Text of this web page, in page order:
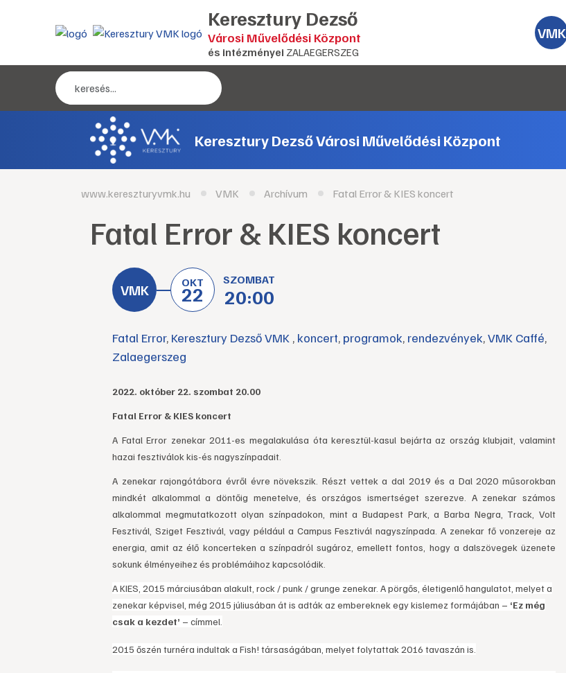
Keresztury Dezső
Városi Művelődési Központ
és intézményei ZALAEGERSZEG
VMK
Keresztury Dezső Városi Művelődési Központ
www.kereszturyvmk.hu VMK Archívum Fatal Error & KIES koncert
Fatal Error & KIES koncert
OKT
22
SZOMBAT
20:00
Fatal Error, Keresztury Dezső VMK , koncert, programok, rendezvények,VMK Caffé,
Zalaegerszeg
2022. október 22. szombat 20.00
Fatal Error & KIES koncert
A Fatal Error zenekar 2011-es megalakulása óta keresztül-kasul bejárta az ország klubjait, valamint
hazai fesztiválok kis-és nagyszínpadait.
A zenekar rajongótábora évről évre növekszik. Részt vettek a dal 2019 és a Dal 2020 műsorokban
mindkét alkalommal a döntőig menetelve, és országos ismertséget szerezve. A zenekar számos
alkalommal megmutatkozott olyan színpadokon, mint a Budapest Park, a Barba Negra, Track, Volt
Fesztivál, Sziget Fesztivál, vagy például a Campus Fesztivál nagyszínpada. A zenekar fő vonzereje az
energia, amit az élő koncerteken a színpadról sugároz, emellett fontos, hogy a dalszövegek üzenete
sokunk élményeihez és problémáihoz kapcsolódik.
A KIES, 2015 márciusában alakult, rock / punk / grunge zenekar. A pörgős, életigenlő hangulatot, melyet a
zenekar képvisel, még 2015 júliusában át is adták az embereknek egy kislemez formájában – ‘Ez még
csak a kezdet’ – címmel.
2015 őszén turnéra indultak a Fish! társaságában, melyet folytattak 2016 tavaszán is.